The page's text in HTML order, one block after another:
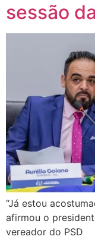
sessão
“Já estou
afirmou o
vereador do PSD